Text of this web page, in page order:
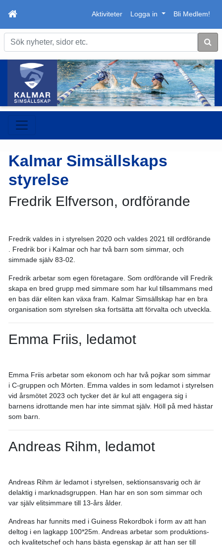
Aktiviteter Logga in Bli Medlem!
Sök
Kalmar Simsällskaps
styrelse
Fredrik Elfverson, ordförande
Fredrik valdes in i styrelsen 2020 och valdes 2021 till ordförande
. Fredrik bor i Kalmar och har två barn som simmar, och
simmade själv 83-02.
Fredrik arbetar som egen företagare. Som ordförande vill Fredrik
skapa en bred grupp med simmare som har kul tillsammans med
en bas där eliten kan växa fram. Kalmar Simsällskap har en bra
organisation som styrelsen ska fortsätta att förvalta och utveckla.
Emma Friis, ledamot
Emma Friis arbetar som ekonom och har två pojkar som simmar
i C-gruppen och Mörten. Emma valdes in som ledamot i styrelsen
vid årsmötet 2023 och tycker det är kul att engagera sig i
barnens idrottande men har inte simmat själv. Höll på med hästar
som barn.
Andreas Rihm, ledamot
Andreas Rihm är ledamot i styrelsen, sektionsansvarig och är
delaktig i marknadsgruppen. Han har en son som simmar och
var själv elitsimmare till 13-års ålder.
Andreas har funnits med i Guiness Rekordbok i form av att han
deltog i en lagkapp 100*25m. Andreas arbetar som produktions-
och kvalitetschef och hans bästa egenskap är att han ser till